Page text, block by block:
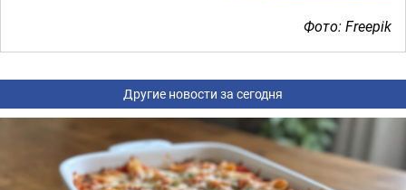
Фото: Freepik
Другие новости за сегодня